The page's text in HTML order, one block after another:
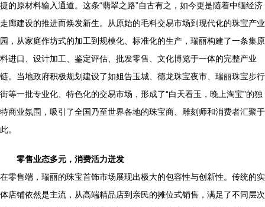
捷的原材料输入通道。这条“翡翠之路”自古有之，如今更是随着中缅经济
走廊建设的推进而焕发新生。从原始的毛料交易市场到现代化的珠宝产业
园，从家庭作坊式的加工到规模化、标准化的生产，瑞丽构建了一条集原
料进口、设计加工、鉴定评估、批发零售、文化博览于一体的完整产业
链。当地政府积极规划建设了如姐告玉城、德龙珠宝夜市、瑞丽珠宝步行
街等一批专业化、特色化的交易市场，形成了“白天看玉，晚上淘宝”的独
特商业氛围，吸引了全国乃至世界各地的珠宝商、雕刻师和消费者汇聚于
此。
零售业态多元，消费活力迸发
在零售端，瑞丽的珠宝首饰市场展现出极大的包容性与创新性。传统的实
体店铺依然是主流，从高端精品店到亲民的摊位式销售，满足了不同层次